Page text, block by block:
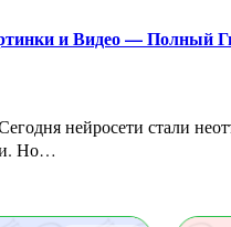
и Видео — Полный
Но…